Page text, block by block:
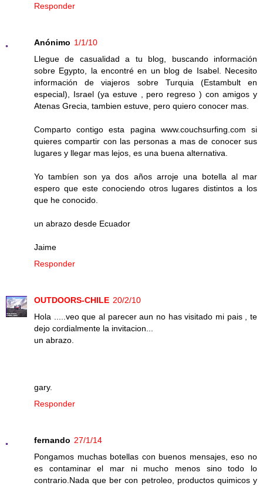
Responder
Anónimo 1/1/10
Llegue de casualidad a tu blog, buscando información
sobre Egypto, la encontré en un blog de Isabel. Necesito
información de viajeros sobre Turquia (Estambult en
especial), Israel (ya estuve , pero regreso ) con amigos y
Atenas Grecia, tambien estuve, pero quiero conocer mas.
Comparto contigo esta pagina www.couchsurfing.com si
quieres compartir con las personas a mas de conocer sus
lugares y llegar mas lejos, es una buena alternativa.
Yo tambíen son ya dos años arroje una botella al mar
espero que este conociendo otros lugares distintos a los
que he conocido.
un abrazo desde Ecuador
Jaime
Responder
OUTDOORS-CHILE 20/2/10
Hola .....veo que al parecer aun no has visitado mi pais , te
dejo cordialmente la invitacion...
un abrazo.
gary.
Responder
fernando 27/1/14
Pongamos muchas botellas con buenos mensajes, eso no
es contaminar el mar ni mucho menos sino todo lo
contrario.Nada que ber con petroleo, productos quimicos y